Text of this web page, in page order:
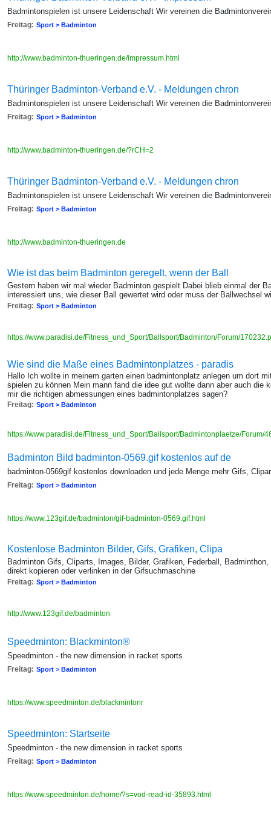
Badmintonspielen ist unsere Leidenschaft Wir vereinen die
Freitag: Sport > Badminton
http://www.badminton-thueringen.de/impressum.html
Thüringer Badminton-Verband e.V. - Meldungen chron
Badmintonspielen ist unsere Leidenschaft Wir vereinen die
Freitag: Sport > Badminton
http://www.badminton-thueringen.de/?rCH=2
Thüringer Badminton-Verband e.V. - Meldungen chron
Badmintonspielen ist unsere Leidenschaft Wir vereinen die
Freitag: Sport > Badminton
http://www.badminton-thueringen.de
Wie ist das beim Badminton geregelt, wenn der Ball
Gestern haben wir mal wieder Badminton gespielt Dabei blieb einmal der
interessiert uns, wie dieser Ball gewertet wird oder muss der Ballwechsel
Freitag: Sport > Badminton
https://www.paradisi.de/Fitness_und_Sport/Ballsport/Badminton/Forum/
Wie sind die Maße eines Badmintonplatzes - paradis
Hallo Ich wollte in meinem garten einen badmintonplatz anlegen um dort
spielen zu können Mein mann fand die idee gut wollte dann aber auch die
mir die richtigen abmessungen eines badmintonplatzes sagen?
Freitag: Sport > Badminton
https://www.paradisi.de/Fitness_und_Sport/Ballsport/Badmintonplaetze/Forum/
Badminton Bild badminton-0569.gif kostenlos auf de
badminton-0569gif kostenlos downloaden und jede Menge mehr Gifs,
Freitag: Sport > Badminton
https://www.123gif.de/badminton/gif-badminton-0569.gif.html
Kostenlose Badminton Bilder, Gifs, Grafiken, Clipa
Badminton Gifs, Cliparts, Images, Bilder, Grafiken, Federball,
direkt kopieren oder verlinken in der Gifsuchmaschine
Freitag: Sport > Badminton
http://www.123gif.de/badminton
Speedminton: Blackminton®
Speedminton - the new dimension in racket sports
Freitag: Sport > Badminton
https://www.speedminton.de/blackmintonr
Speedminton: Startseite
Speedminton - the new dimension in racket sports
Freitag: Sport > Badminton
https://www.speedminton.de/home/?s=vod-read-id-35893.html